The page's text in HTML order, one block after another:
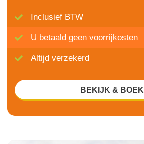
Inclusief BTW
U betaald geen voorrijkosten
Altijd verzekerd
BEKIJK & BOEK